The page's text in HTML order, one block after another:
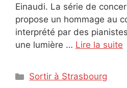
Einaudi. La série de
propose un hommage au
interprété par des
une lumière … Lire la suite
Catégories
Sortir à Strasbourg